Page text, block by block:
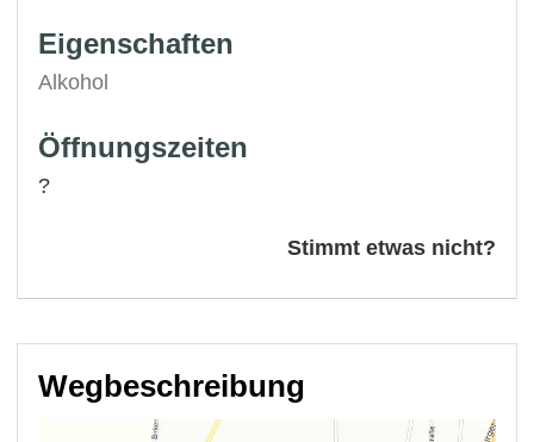
Eigenschaften
Alkohol
Öffnungszeiten
?
Stimmt etwas nicht?
Wegbeschreibung